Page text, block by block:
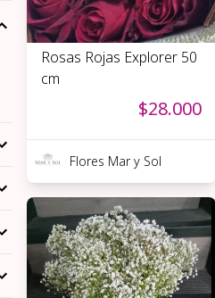
Rosas Rojas Explorer 50
cm
$28.000
Flores Mar y Sol